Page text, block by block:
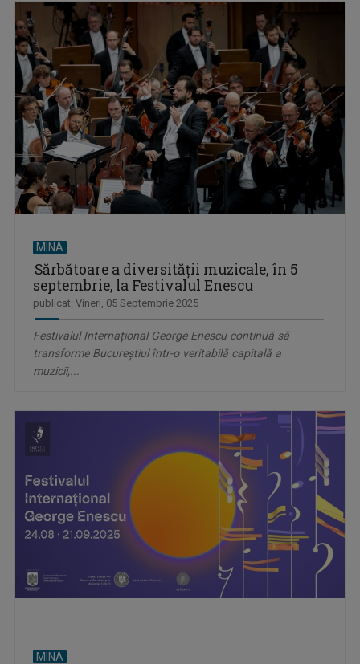
MINA
Sărbătoare a diversității muzicale, în 5
septembrie, la Festivalul Enescu
publicat: Vineri, 05 Septembrie 2025
Festivalul Internațional George Enescu continuă să
transforme Bucureștiul într-o veritabilă capitală a
muzicii,...
MINA